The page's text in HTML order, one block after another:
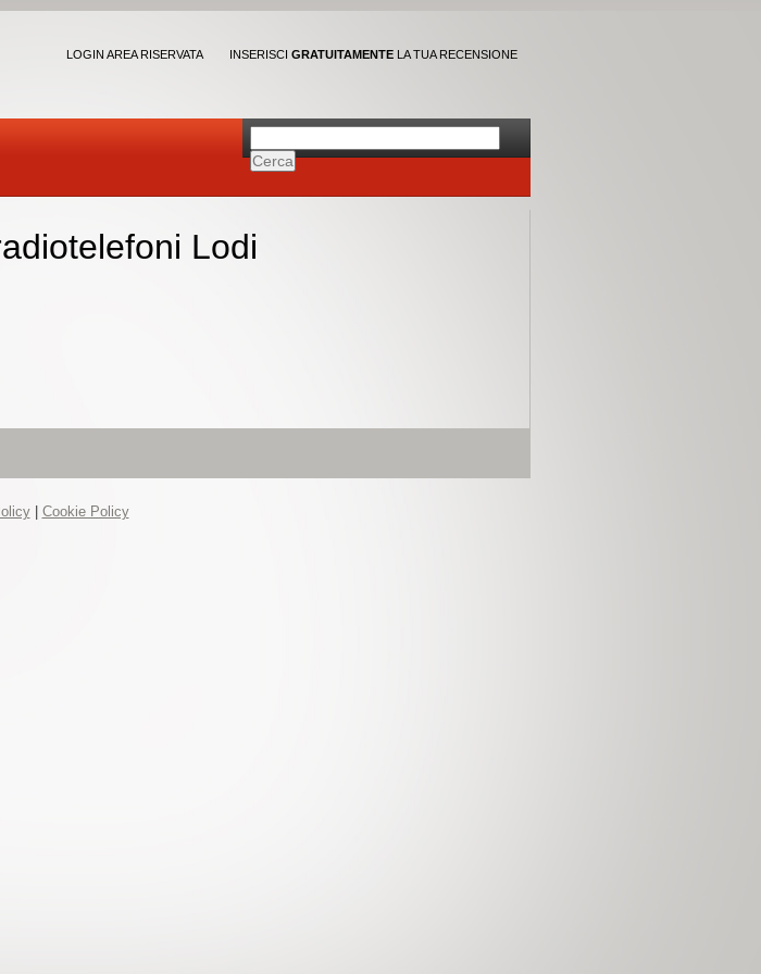
LOGIN AREA RISERVATA INSERISCI GRATUITAMENTELA TUA RECENSIONE
Lodi
| Cookie Policy